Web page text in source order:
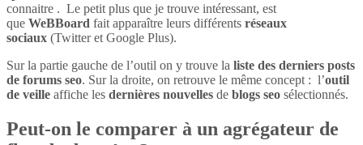
connaitre . Le petit plus que je trouve intéressant, est
que WeBBoard fait apparaître leurs différents réseaux
sociaux (Twitter et Google Plus).
Sur la partie gauche de l’outil on y trouve la liste des derniers posts
de forums seo. Sur la droite, on retrouve le même concept : l’outil
de veille affiche les dernières nouvelles de blogs seo sélectionnés.
Peut-on le comparer à un agrégateur de